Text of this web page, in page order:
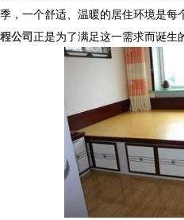
季，一个舒适、温暖的居住环境是每
程公司正是为了满足这一需求而诞生